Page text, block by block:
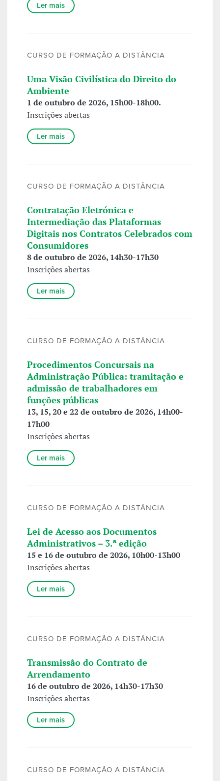
Ler mais
CURSO DE FORMAÇÃO A DISTÂNCIA
Uma Visão Civilística do Direito do
Ambiente
1 de outubro de 2026, 15h00-18h00.
Inscrições abertas
Ler mais
CURSO DE FORMAÇÃO A DISTÂNCIA
Contratação Eletrónica e
Intermediação das Plataformas
Digitais nos Contratos Celebrados com
Consumidores
8 de outubro de 2026, 14h30-17h30
Inscrições abertas
Ler mais
CURSO DE FORMAÇÃO A DISTÂNCIA
Procedimentos Concursais na
Administração Pública: tramitação e
admissão de trabalhadores em
funções públicas
13, 15, 20 e 22 de outubro de 2026, 14h00-
17h00
Inscrições abertas
Ler mais
CURSO DE FORMAÇÃO A DISTÂNCIA
Lei de Acesso aos Documentos
Administrativos – 3.ª edição
15 e 16 de outubro de 2026, 10h00-13h00
Inscrições abertas
Ler mais
CURSO DE FORMAÇÃO A DISTÂNCIA
Transmissão do Contrato de
Arrendamento
16 de outubro de 2026, 14h30-17h30
Inscrições abertas
Ler mais
CURSO DE FORMAÇÃO A DISTÂNCIA